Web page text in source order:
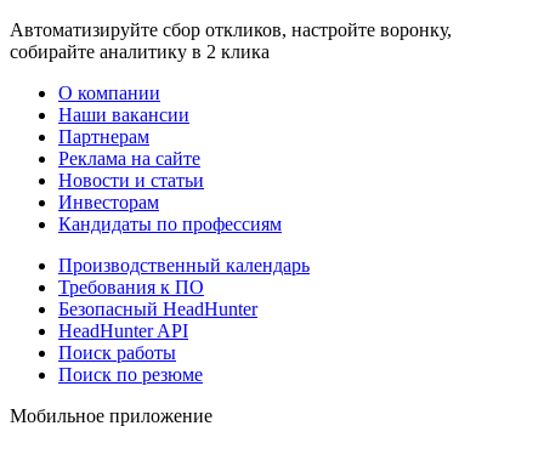
Автоматизируйте сбор откликов, настройте воронку,
собирайте аналитику в 2 клика
О компании
Наши вакансии
Партнерам
Реклама на сайте
Новости и статьи
Инвесторам
Кандидаты по профессиям
Производственный календарь
Требования к ПО
Безопасный HeadHunter
HeadHunter API
Поиск работы
Поиск по резюме
Мобильное приложение